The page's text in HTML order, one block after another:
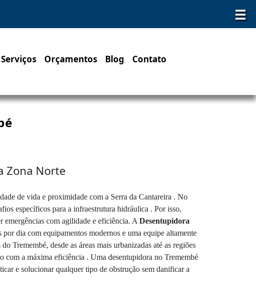
☰
Serviços Orçamentos Blog Contato
Zona Norte
de vida e proximidade com a Serra da Cantareira . No
específicos para a infraestrutura hidráulica . Por isso,
emergências com agilidade e eficiência. A Desentupidora
dia com equipamentos modernos e uma equipe altamente
Tremembé, desde as áreas mais urbanizadas até as regiões
com a máxima eficiência . Uma desentupidora no Tremembé
e solucionar qualquer tipo de obstrução sem danificar a